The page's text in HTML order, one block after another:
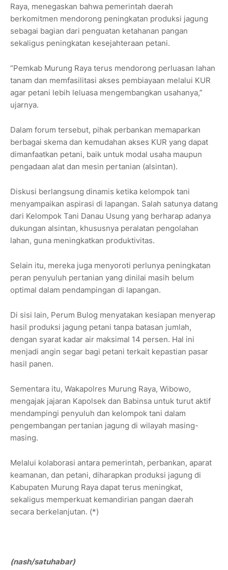
Raya, menegaskan bahwa pemerintah daerah
berkomitmen mendorong peningkatan produksi jagung
sebagai bagian dari penguatan ketahanan pangan
sekaligus peningkatan kesejahteraan petani.
“Pemkab Murung Raya terus mendorong perluasan lahan
tanam dan memfasilitasi akses pembiayaan melalui KUR
agar petani lebih leluasa mengembangkan usahanya,”
ujarnya.
Dalam forum tersebut, pihak perbankan memaparkan
berbagai skema dan kemudahan akses KUR yang dapat
dimanfaatkan petani, baik untuk modal usaha maupun
pengadaan alat dan mesin pertanian (alsintan).
Diskusi berlangsung dinamis ketika kelompok tani
menyampaikan aspirasi di lapangan. Salah satunya datang
dari Kelompok Tani Danau Usung yang berharap adanya
dukungan alsintan, khususnya peralatan pengolahan
lahan, guna meningkatkan produktivitas.
Selain itu, mereka juga menyoroti perlunya peningkatan
peran penyuluh pertanian yang dinilai masih belum
optimal dalam pendampingan di lapangan.
Di sisi lain, Perum Bulog menyatakan kesiapan menyerap
hasil produksi jagung petani tanpa batasan jumlah,
dengan syarat kadar air maksimal 14 persen. Hal ini
menjadi angin segar bagi petani terkait kepastian pasar
hasil panen.
Sementara itu, Wakapolres Murung Raya, Wibowo,
mengajak jajaran Kapolsek dan Babinsa untuk turut aktif
mendampingi penyuluh dan kelompok tani dalam
pengembangan pertanian jagung di wilayah masing-
masing.
Melalui kolaborasi antara pemerintah, perbankan, aparat
keamanan, dan petani, diharapkan produksi jagung di
Kabupaten Murung Raya dapat terus meningkat,
sekaligus memperkuat kemandirian pangan daerah
secara berkelanjutan. (*)
(nash/satuhabar)